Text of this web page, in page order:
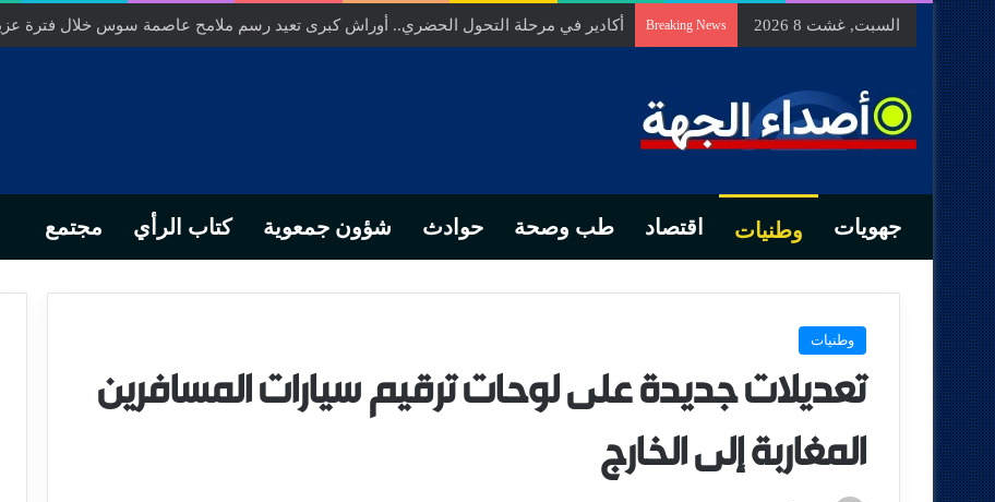
السبت, غشت 8 2026 Breaking News أكادير في مرحلة التحول الحضري.. أوراش كبرى تعيد رسم ملامح عاصمة سوس خلال فترة
جهويات وطنيات اقتصاد طب وصحة حوادث شؤون جمعوية كتاب الرأي مجتمع
وطنيات
تعديلات جديدة على لوحات ترقيم سيارات المسافرين
المغاربة إلى الخارج